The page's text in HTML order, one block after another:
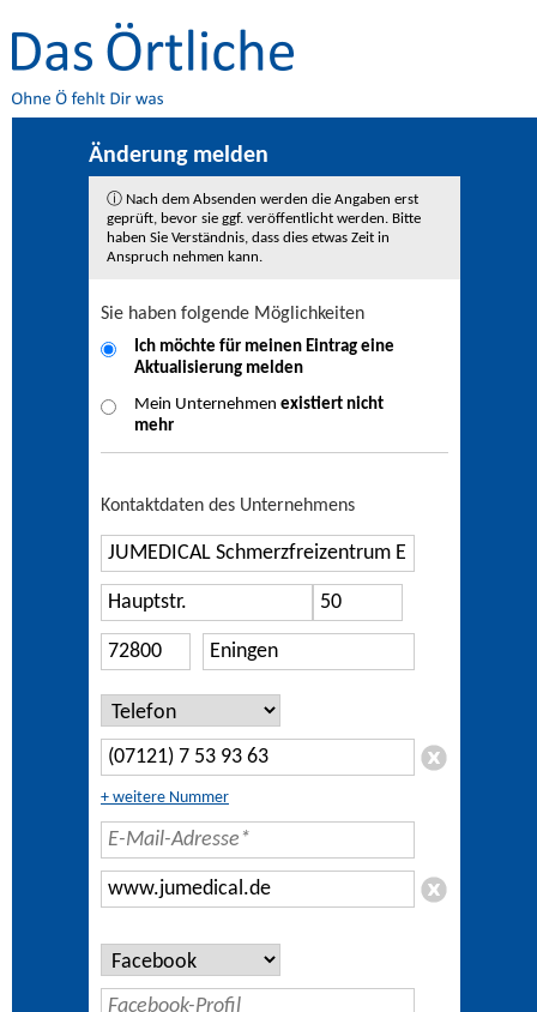
Änderung melden
ⓘ Nach dem Absenden werden die Angaben erst
geprüft, bevor sie ggf. veröffentlicht werden. Bitte
haben Sie Verständnis, dass dies etwas Zeit in
Anspruch nehmen kann.
Sie haben folgende Möglichkeiten
Ich möchte für meinen Eintrag eine
Aktualisierung melden
Mein Unternehmen existiert nicht
mehr
Kontaktdaten des Unternehmens
+ weitere Nummer